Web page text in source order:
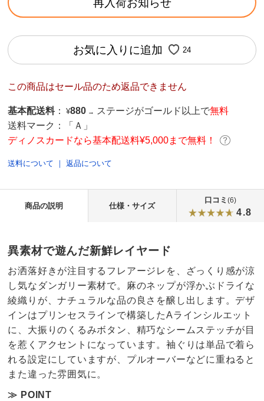
再入荷お知らせ
お気に入りに追加 24
この商品はセール品のため返品できません
基本配送料 ： ¥880 → ステージがゴールド以上で無料
送料マーク：
「Ａ」
ディノスカードなら基本配送料¥5,000まで無料！
送料について ｜返品について
商品の説明 仕様・サイズ
口コミ (6)
4.8
異素材で遊んだ新鮮レイヤード
お洒落好きが注目するフレアージレを、ざっくり感が涼
し気なダンガリー素材で。麻のネップが浮かぶドライな
綾織りが、ナチュラルな品の良さを醸し出します。デザ
インはプリンセスラインで構築したAラインシルエット
に、大振りのくるみボタン、精巧なシームステッチが目
を惹くアクセントになっています。袖ぐりは単品で着ら
れる設定にしていますが、プルオーバーなどに重ねると
また違った雰囲気に。
≫ POINT